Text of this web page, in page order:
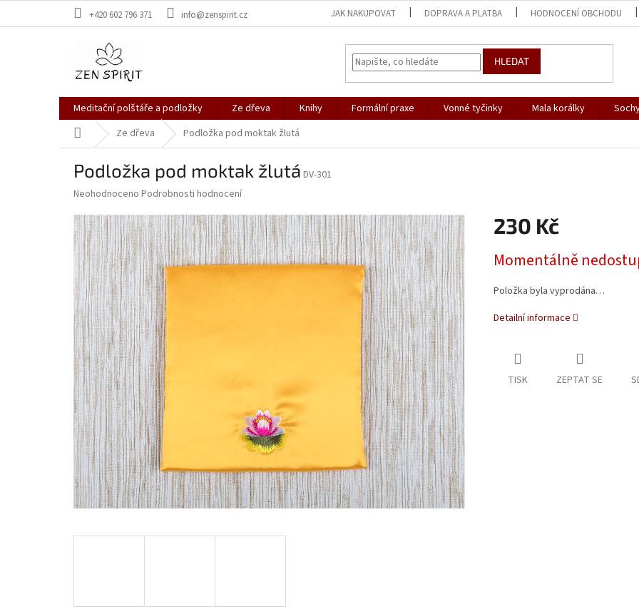
+420 602 796 371 info@zenspirit.cz JAK NAKUPOVAT DOPRAVA A PLATBA HODNOCENÍ OBCHODU
HLEDAT
Meditační polštáře a podložky Ze dřeva Knihy Formální praxe Vonné tyčinky Mala korálky
Domů Ze dřeva Podložka pod moktak žlutá
Podložka pod moktak žlutá DV-301
Průměrné
produktu
je
0,0
z
5
hvězdiček.
Neohodnoceno Podrobnosti hodnocení
230 Kč
cena:
Momentálně
Položka byla vyprodána…
Detailní informace
TISK ZEPTAT SE